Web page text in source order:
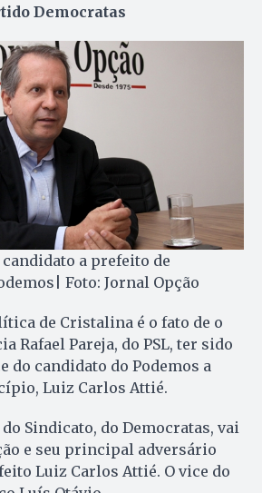
Democratas
a prefeito de
Foto: Jornal Opção
de Cristalina é o fato de o
Rafael Pareja, do PSL, ter sido
do candidato do Podemos a
Luiz Carlos Attié.
Sindicato, do Democratas, vai
e seu principal adversário
Luiz Carlos Attié. O vice do